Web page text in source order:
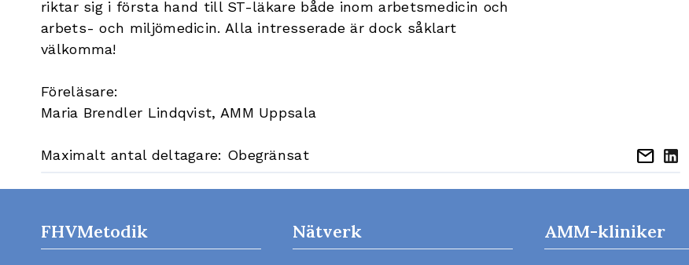
riktar sig i första hand till ST-läkare både inom arbetsmedicin och
arbets- och miljömedicin. Alla intresserade är dock såklart
välkomma!
Föreläsare:
Maria Brendler Lindqvist, AMM Uppsala
Maximalt antal deltagare: Obegränsat mail
FHVMetodik Nätverk AMM-kliniker